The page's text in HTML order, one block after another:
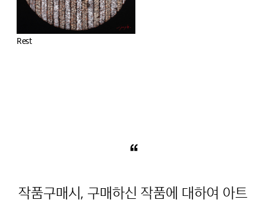
“
작품구매시, 구매하신 작품에 대하여 아트